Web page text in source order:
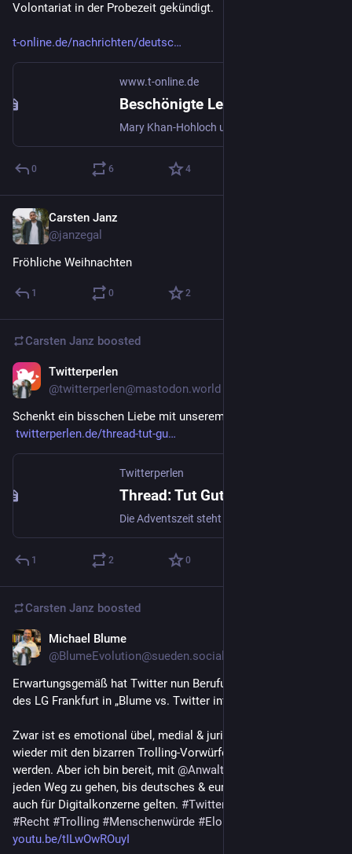
Volontariat in der Probezeit gekündigt.
t-online.de/nachrichten/deutsc
www.t-online.de
0 6 4
Carsten Janz
@janzegal
Fröhliche Weihnachten
1 0 2
Carsten Janz boosted
Twitterperlen
@twitterperlen@mastodon.world
twitterperlen.de/thread-tut-gu
Twitterperlen
1 2 0
Carsten Janz boosted
Michael Blume
@BlumeEvolution@sueden.social
Erwartungsgemäß hat Twitter nun Berufung gegen das Urteil
des LG Frankfurt in „Blume vs. Twitter international“ eingelegt.
Zwar ist es emotional übel, medial & juristisch wieder und
wieder mit den bizarren Trolling-Vorwürfen konfrontiert zu
werden. Aber ich bin bereit, mit @Anwalt_Jun
jeden Weg zu gehen, bis deutsches & europäisches Recht
auch für Digitalkonzerne gelten. #Twitter
#Recht #Trolling #Menschenwürde #ElonMusk
youtu.be/tILwOwROuyI